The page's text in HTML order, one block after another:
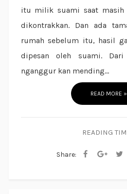
itu milik suami saat masih
dikontrakkan. Dan ada
rumah sebelum itu, hasil
dipesan oleh suami.
nganggur kan mending...
READ MORE »
READING
Share: